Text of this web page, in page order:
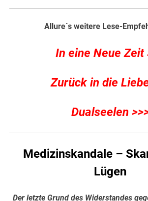
Allure´s weitere Lese-
In eine Neue Zeit
Zurück in die
Dualseelen
Medizinskandale –
Lügen
Der letzte Grund des Widerstandes